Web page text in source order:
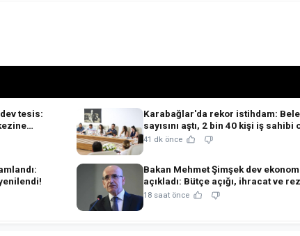
tesis:
Karabağlar'da rekor istihdam:
sayısını aştı, 2 bin 40 kişi iş sahibi
41 dk önce
Bakan Mehmet Şimşek dev
açıkladı: Bütçe açığı, ihracat ve
tablo!
18 saat önce